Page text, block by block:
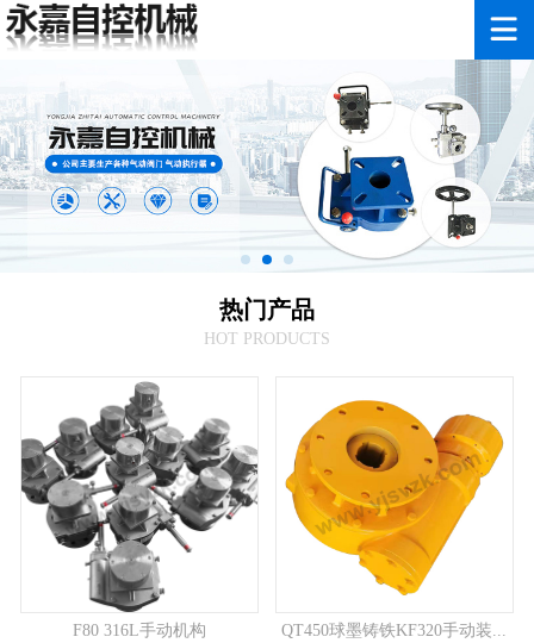
热门产品
HOT PRODUCTS
F80 316L手动机构 QT450球墨铸铁KF320手动装...